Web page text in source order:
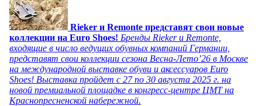
Rieker и Remonte представят свои новые
коллекции на Euro Shoes! Бренды Rieker и Remonte,
входящие в число ведущих обувных компаний Германии,
представят свои коллекции сезона Весна-Лето’26 в Москве
на международной выставке обуви и аксессуаров Euro
Shoes! Выставка пройдет c 27 по 30 августа 2025 г. на
новой премиальной площадке в конгресс-центре ЦМТ на
Краснопресненской набережной.